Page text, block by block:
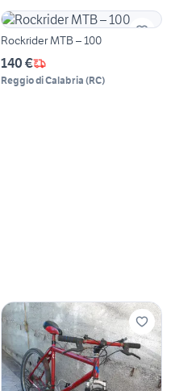
Rockrider MTB – 100
140 €
Reggio di Calabria (RC)